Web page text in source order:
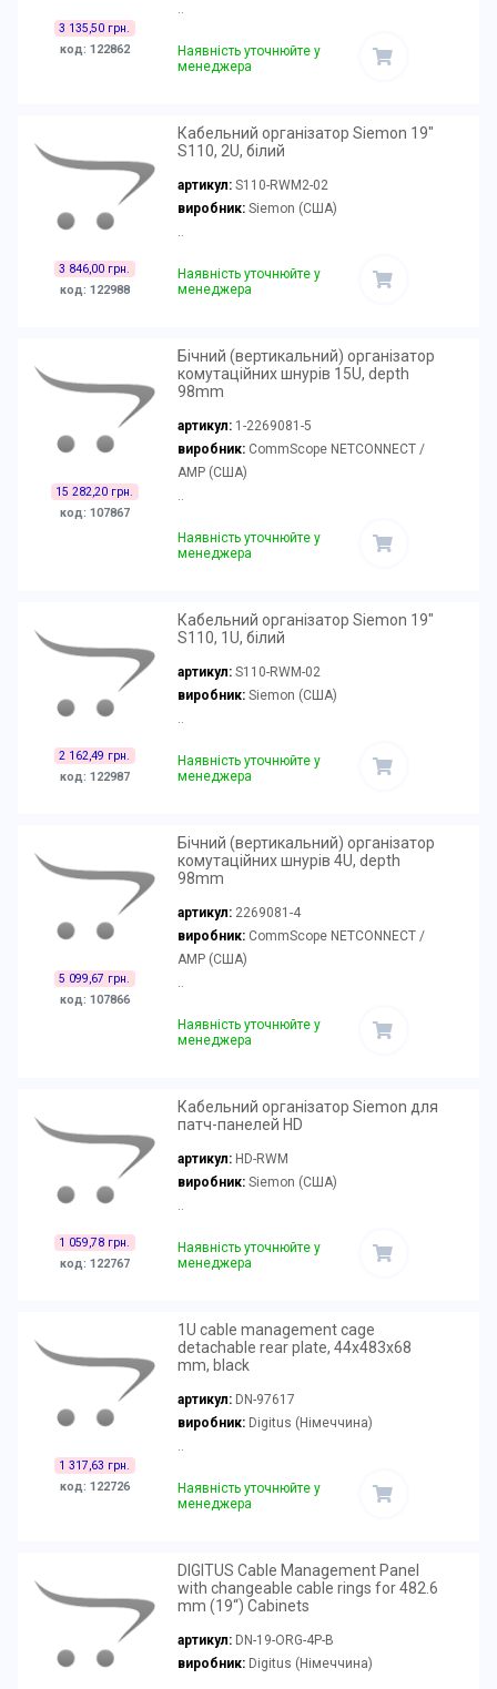
3 135,50 грн.
код: 122862
..
Наявність уточнюйте у
менеджера
3 846,00 грн.
код: 122988
Кабельний організатор Siemon 19"
S110, 2U, білий
артикул: S110-RWM2-02
виробник:Siemon (США)
..
Наявність уточнюйте у
менеджера
15 282,20 грн.
код: 107867
Бічний (вертикальний) організатор
комутаційних шнурів 15U, depth
98mm
артикул: 1-2269081-5
виробник:CommScope NETCONNECT /
AMP (США)
..
Наявність уточнюйте у
менеджера
2 162,49 грн.
код: 122987
Кабельний організатор Siemon 19"
S110, 1U, білий
артикул: S110-RWM-02
виробник:Siemon (США)
..
Наявність уточнюйте у
менеджера
5 099,67 грн.
код: 107866
Бічний (вертикальний) організатор
комутаційних шнурів 4U, depth
98mm
артикул: 2269081-4
виробник:CommScope NETCONNECT /
AMP (США)
..
Наявність уточнюйте у
менеджера
1 059,78 грн.
код: 122767
Кабельний організатор Siemon для
патч-панелей HD
артикул: HD-RWM
виробник:Siemon (США)
..
Наявність уточнюйте у
менеджера
1 317,63 грн.
код: 122726
1U cable management cage
detachable rear plate, 44x483x68
mm, black
артикул: DN-97617
виробник:Digitus (Німеччина)
..
Наявність уточнюйте у
менеджера
DIGITUS Cable Management Panel
with changeable cable rings for 482.6
mm (19“) Cabinets
артикул: DN-19-ORG-4P-B
виробник:Digitus (Німеччина)